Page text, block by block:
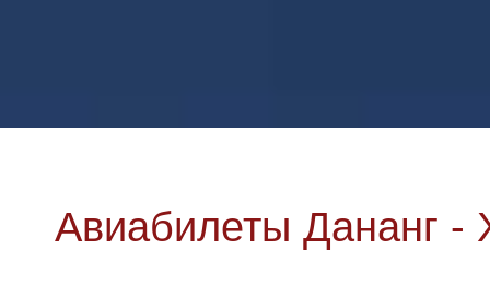
Авиабилеты Дананг -